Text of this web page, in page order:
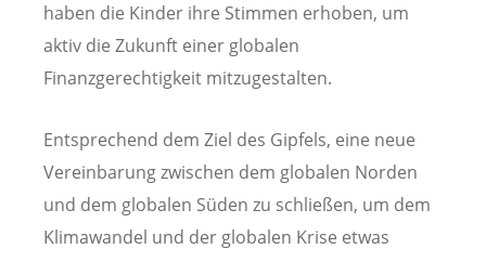
haben die Kinder ihre Stimmen erhoben, um
aktiv die Zukunft einer globalen
Finanzgerechtigkeit mitzugestalten.
Entsprechend dem Ziel des Gipfels, eine neue
Vereinbarung zwischen dem globalen Norden
und dem globalen Süden zu schließen, um dem
Klimawandel und der globalen Krise etwas